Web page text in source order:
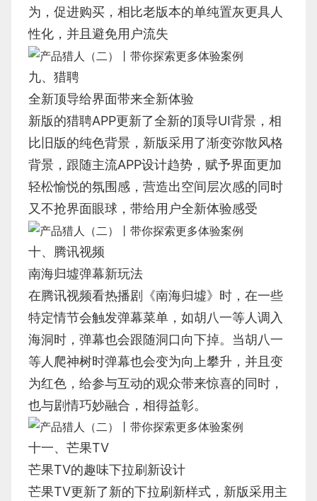
为，促进购买，相比老版本的单纯置灰更具人
性化，并且避免用户流失
九、猎聘
全新顶导给界面带来全新体验
新版的猎聘APP更新了全新的顶导UI背景，相
比旧版的纯色背景，新版采用了渐变弥散风格
背景，跟随主流APP设计趋势，赋予界面更加
轻松愉悦的氛围感，营造出空间层次感的同时
又不抢界面眼球，带给用户全新体验感受
十、腾讯视频
南海归墟弹幕新玩法
在腾讯视频看热播剧《南海归墟》时，在一些
特定情节会触发弹幕菜单，如胡八一等人调入
海洞时，弹幕也会跟随洞口向下掉。当胡八一
等人爬神树时弹幕也会变为向上攀升，并且变
为红色，给参与互动的观众带来惊喜的同时，
也与剧情巧妙融合，相得益彰。
十一、芒果TV
芒果TV的趣味下拉刷新设计
芒果TV更新了新的下拉刷新样式，新版采用主